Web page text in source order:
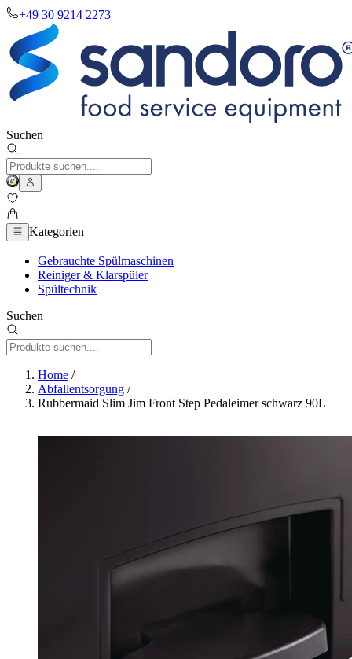
+49 30 9214 2273
Suchen
Kategorien
Gebrauchte Spülmaschinen
Reiniger & Klarspüler
Spültechnik
Suchen
Home /
Abfallentsorgung /
Rubbermaid Slim Jim Front Step Pedaleimer schwarz 90L